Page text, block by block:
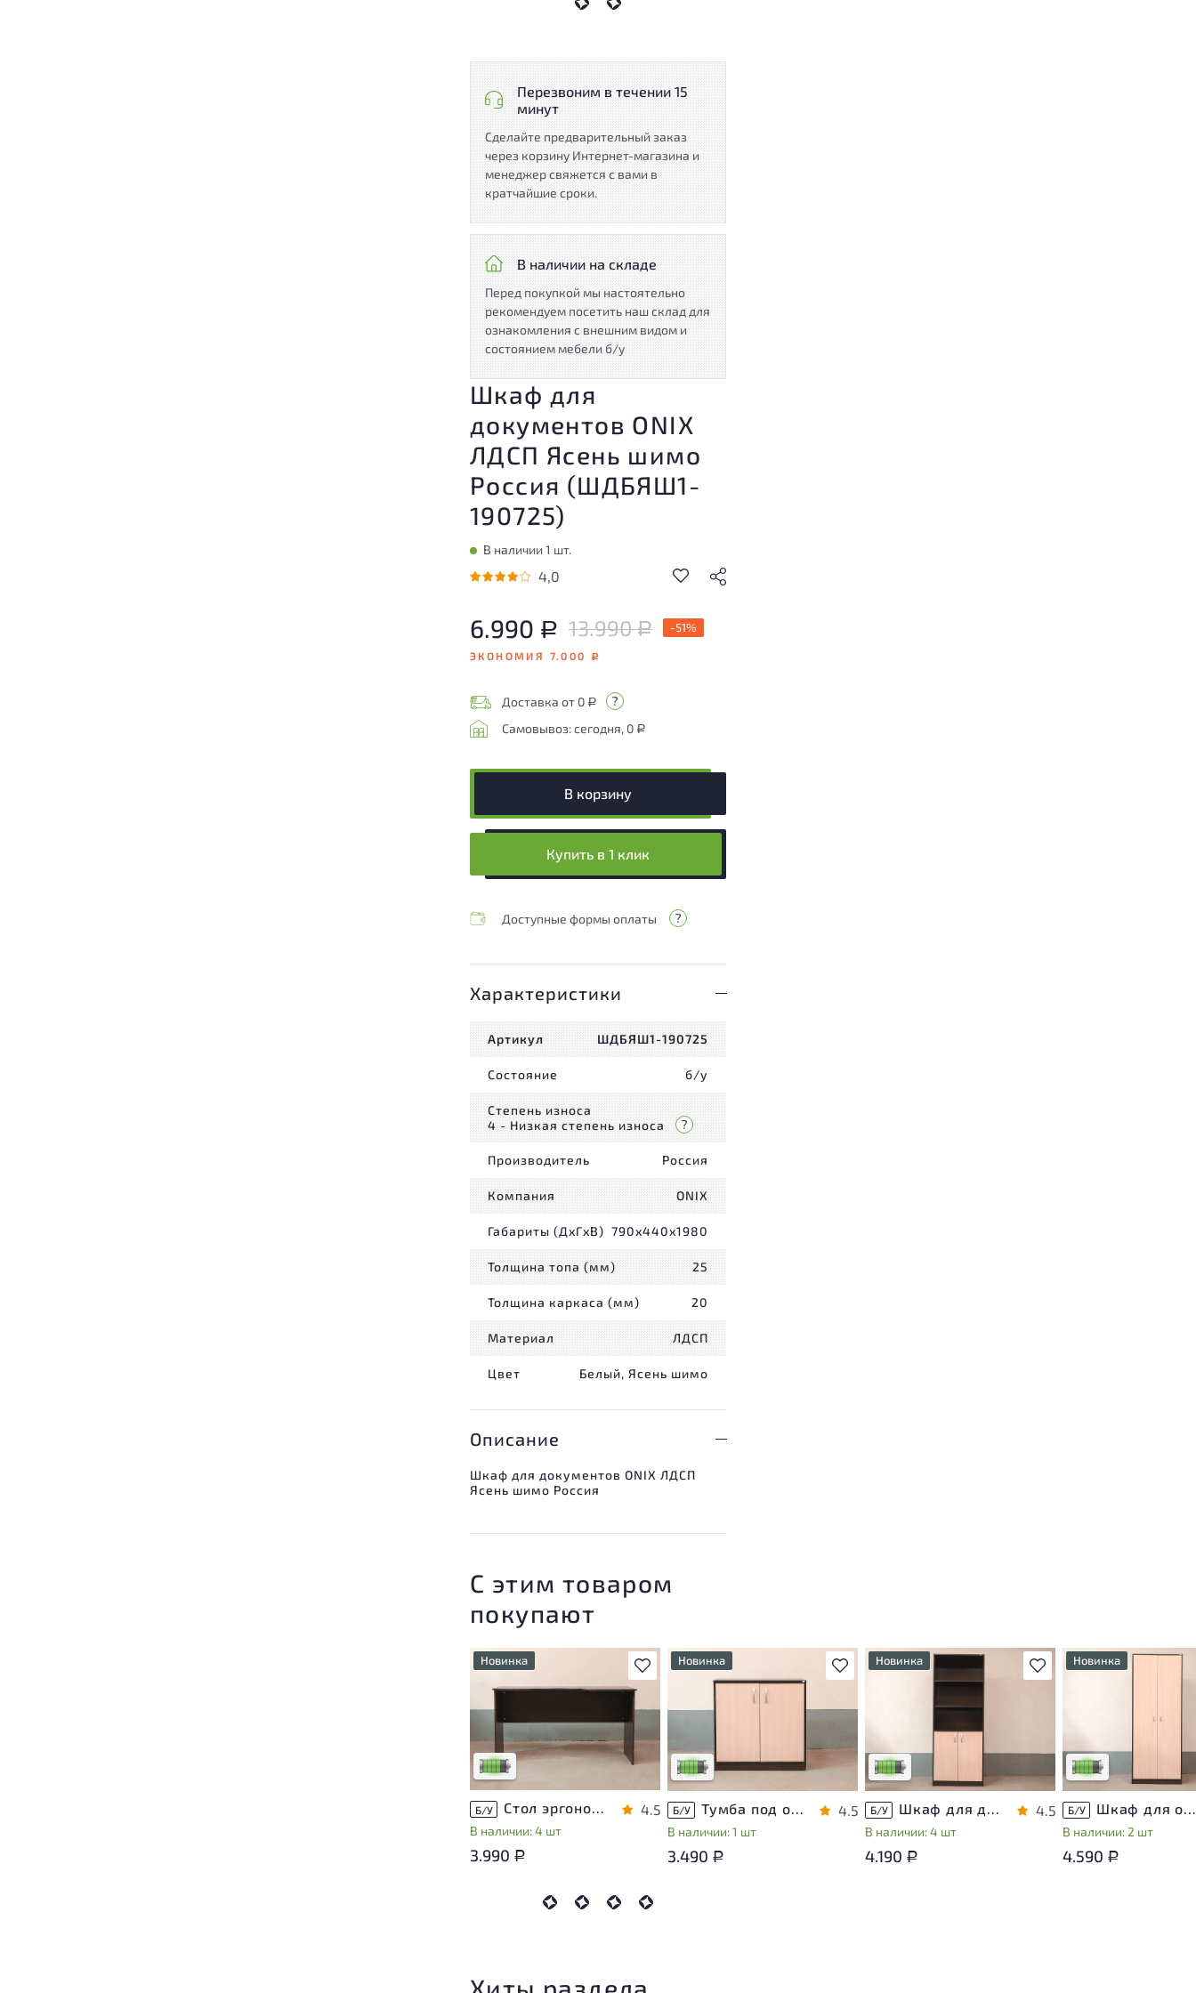
Перезвоним в течении 15
минут
Сделайте предварительный заказ
через корзину Интернет-магазина и
менеджер свяжется с вами в
кратчайшие сроки.
В наличии на складе
Перед покупкой мы настоятельно
рекомендуем посетить наш склад для
ознакомления с внешним видом и
состоянием мебели б/у
Шкаф для
документов ONIX
ЛДСП Ясень шимо
Россия (ШДБЯШ1-
190725)
В наличии 1 шт.
4,0
6.990 Р 13.990Р -51%
ЭКОНОМИЯ 7.000 Р
Доставка от 0 Р
Самовывоз: сегодня, 0 Р
В корзину
Купить в 1 клик
Доступные формы оплаты
Характеристики
Артикул ШДБЯШ1-190725
Состояние б/у
Степень износа
4 - Низкая степень износа
Производитель Россия
Компания ONIX
Габариты (ДxГxВ) 790x440x1980
Толщина топа (мм) 25
Толщина каркаса (мм) 20
Материал ЛДСП
Цвет Белый, Ясень шимо
Описание
Шкаф для документов ONIX ЛДСП
Ясень шимо Россия
С этим товаром
покупают
В избранное
Новинка
У товара присутствуют
незначительные следы
эксплуатации, не влияющие
на удобство его
использования
Низкая степень износа
Б/У Стол эргономичный ЛДСП Венге
В наличии: 4 шт
4.5
3.990 Р
В избранное
Новинка
У товара присутствуют
незначительные следы
эксплуатации, не влияющие
на удобство его
Низкая степень износа
Б/У Тумба под оргтехнику ЛДСП Венге
В наличии: 1 шт
4.5
3.490 Р
В избранное
Новинка
эксплуатации, не влияющие
использования
Низкая степень износа
Б/У Шкаф для документов ЛДСП Венге
В наличии: 4 шт
4.5
4.190 Р
Новинка
эксплуатации, не
на удобство его
Низкая степень
Б/У Шкаф для одежды ЛДСП Венге
В наличии: 2 шт
4.590 Р